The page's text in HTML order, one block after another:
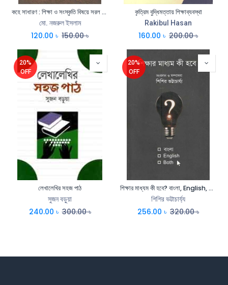
কহে সাধারণ : শিক্ষা ও সংস্কৃতি বিষয়ে সরল কিছু কথা
মো. নজরুল ইসলাম
120.00 ৳ 150.00৳
কৃত্রিম বুদ্ধিমত্তায় শিক্ষাব্যবস্থা
Rakibul Hasan
160.00 ৳ 200.00৳
20%
OFF
লেখালেখির সহজ পাঠ
সুজন বড়ুয়া
240.00 ৳ 300.00৳
20%
OFF
শিক্ষার মাধ্যম কী হবে? বাংলা, English, Both
শিশির ভট্টাচার্য্য
256.00 ৳ 320.00৳